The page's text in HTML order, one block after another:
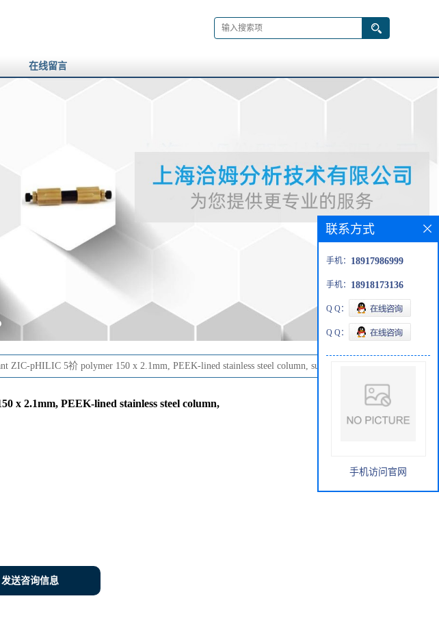
在线留言
ZIC-pHILIC 5祄 polymer 150 x 2.1mm, PEEK-lined stainless steel column, suitable for HPLC
x 2.1mm, PEEK-lined stainless steel column,
发送咨询信息
联系方式
手机： 18917986999
手机： 18918173136
Q Q：
Q Q：
手机访问官网